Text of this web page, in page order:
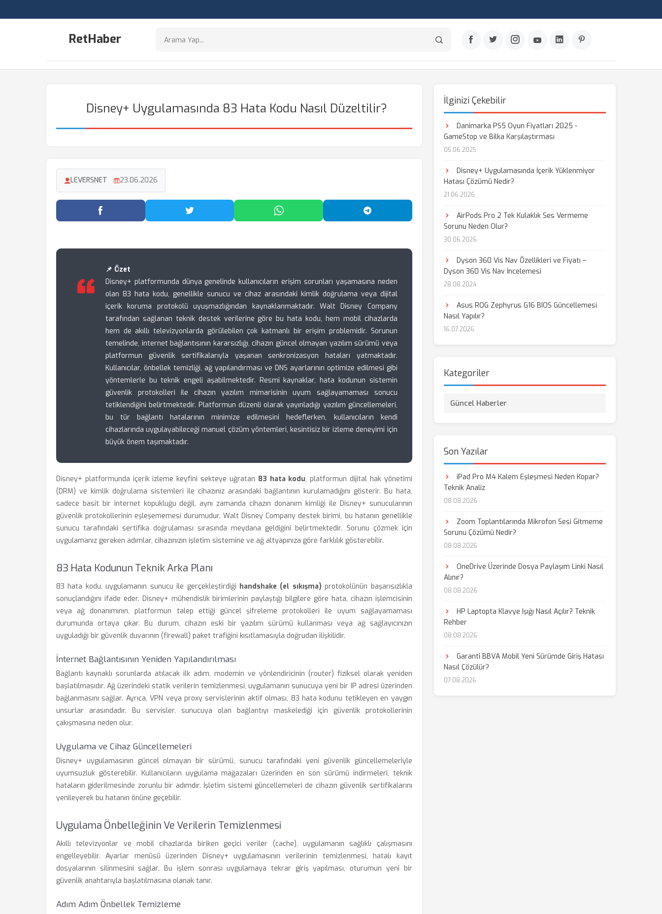
RetHaber
Disney+ Uygulamasında 83 Hata Kodu Nasıl Düzeltilir?
LEVERSNET 23.06.2026
Facebook'ta Paylaş Twitter'da Paylaş WhatsApp'ta Paylaş Telegram'da Paylaş
📌 Özet
Disney+ platformunda dünya genelinde kullanıcıların erişim sorunları yaşamasına neden
olan 83 hata kodu, genellikle sunucu ve cihaz arasındaki kimlik doğrulama veya dijital
içerik koruma protokolü uyuşmazlığından kaynaklanmaktadır. Walt Disney Company
tarafından sağlanan teknik destek verilerine göre bu hata kodu, hem mobil cihazlarda
hem de akıllı televizyonlarda görülebilen çok katmanlı bir erişim problemidir. Sorunun
temelinde, internet bağlantısının kararsızlığı, cihazın güncel olmayan yazılım sürümü veya
platformun güvenlik sertifikalarıyla yaşanan senkronizasyon hataları yatmaktadır.
Kullanıcılar, önbellek temizliği, ağ yapılandırması ve DNS ayarlarının optimize edilmesi gibi
yöntemlerle bu teknik engeli aşabilmektedir. Resmi kaynaklar, hata kodunun sistemin
güvenlik protokolleri ile cihazın yazılım mimarisinin uyum sağlayamaması sonucu
tetiklendiğini belirtmektedir. Platformun düzenli olarak yayınladığı yazılım güncellemeleri,
bu tür bağlantı hatalarının minimize edilmesini hedeflerken, kullanıcıların kendi
cihazlarında uygulayabileceği manuel çözüm yöntemleri, kesintisiz bir izleme deneyimi için
büyük önem taşımaktadır.
Disney+ platformunda içerik izleme keyfini sekteye uğratan 83 hata kodu, platformun dijital hak yönetimi
(DRM) ve kimlik doğrulama sistemleri ile cihazınız arasındaki bağlantının kurulamadığını gösterir. Bu hata,
sadece basit bir internet kopukluğu değil, aynı zamanda cihazın donanım kimliği ile Disney+ sunucularının
güvenlik protokollerinin eşleşememesi durumudur. Walt Disney Company destek birimi, bu hatanın genellikle
sunucu tarafındaki sertifika doğrulaması sırasında meydana geldiğini belirtmektedir. Sorunu çözmek için
uygulamanız gereken adımlar, cihazınızın işletim sistemine ve ağ altyapınıza göre farklılık gösterebilir.
83 Hata Kodunun Teknik Arka Planı
83 hata kodu, uygulamanın sunucu ile gerçekleştirdiği handshake (el sıkışma) protokolünün başarısızlıkla
sonuçlandığını ifade eder. Disney+ mühendislik birimlerinin paylaştığı bilgilere göre hata, cihazın işlemcisinin
veya ağ donanımının, platformun talep ettiği güncel şifreleme protokolleri ile uyum sağlayamaması
durumunda ortaya çıkar. Bu durum, cihazın eski bir yazılım sürümü kullanması veya ağ sağlayıcınızın
uyguladığı bir güvenlik duvarının (firewall) paket trafiğini kısıtlamasıyla doğrudan ilişkilidir.
İnternet Bağlantısının Yeniden Yapılandırılması
Bağlantı kaynaklı sorunlarda atılacak ilk adım, modemin ve yönlendiricinin (router) fiziksel olarak yeniden
başlatılmasıdır. Ağ üzerindeki statik verilerin temizlenmesi, uygulamanın sunucuya yeni bir IP adresi üzerinden
bağlanmasını sağlar. Ayrıca, VPN veya proxy servislerinin aktif olması, 83 hata kodunu tetikleyen en yaygın
unsurlar arasındadır. Bu servisler, sunucuya olan bağlantıyı maskelediği için güvenlik protokollerinin
çakışmasına neden olur.
Uygulama ve Cihaz Güncellemeleri
Disney+ uygulamasının güncel olmayan bir sürümü, sunucu tarafındaki yeni güvenlik güncellemeleriyle
uyumsuzluk gösterebilir. Kullanıcıların uygulama mağazaları üzerinden en son sürümü indirmeleri, teknik
hataların giderilmesinde zorunlu bir adımdır. İşletim sistemi güncellemeleri de cihazın güvenlik sertifikalarını
yenileyerek bu hatanın önüne geçebilir.
Uygulama Önbelleğinin Ve Verilerin Temizlenmesi
Akıllı televizyonlar ve mobil cihazlarda biriken geçici veriler (cache), uygulamanın sağlıklı çalışmasını
engelleyebilir. Ayarlar menüsü üzerinden Disney+ uygulamasının verilerinin temizlenmesi, hatalı kayıt
dosyalarının silinmesini sağlar. Bu işlem sonrası uygulamaya tekrar giriş yapılması, oturumun yeni bir
güvenlik anahtarıyla başlatılmasına olanak tanır.
Adım Adım Önbellek Temizleme
İlginizi Çekebilir
Danimarka PS5 Oyun Fiyatları 2025 -
GameStop ve Bilka Karşılaştırması
05.06.2025
Disney+ Uygulamasında İçerik Yüklenmiyor
Hatası Çözümü Nedir?
21.06.2026
AirPods Pro 2 Tek Kulaklık Ses Vermeme
Sorunu Neden Olur?
30.06.2026
Dyson 360 Vis Nav Özellikleri ve Fiyatı –
Dyson 360 Vis Nav İncelemesi
28.08.2024
Asus ROG Zephyrus G16 BIOS Güncellemesi
Nasıl Yapılır?
16.07.2026
Kategoriler
Güncel Haberler
Son Yazılar
iPad Pro M4 Kalem Eşleşmesi Neden Kopar?
Teknik Analiz
08.08.2026
Zoom Toplantılarında Mikrofon Sesi Gitmeme
Sorunu Çözümü Nedir?
08.08.2026
OneDrive Üzerinde Dosya Paylaşım Linki Nasıl
Alınır?
08.08.2026
HP Laptopta Klavye Işığı Nasıl Açılır? Teknik
Rehber
08.08.2026
Garanti BBVA Mobil Yeni Sürümde Giriş Hatası
Nasıl Çözülür?
07.08.2026